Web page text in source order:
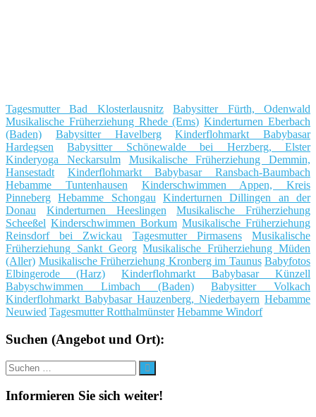
Tagesmutter Bad Klosterlausnitz
Babysitter Fürth, Odenwald
Musikalische Früherziehung Rhede (Ems) Kinderturnen Eberbach
(Baden)
Babysitter Havelberg
Kinderflohmarkt Babybasar
Hardegsen
Babysitter Schönewalde bei Herzberg, Elster
Kinderyoga Neckarsulm
Musikalische Früherziehung Demmin,
Hansestadt
Kinderflohmarkt Babybasar Ransbach-Baumbach
Hebamme Tuntenhausen
Kinderschwimmen Appen, Kreis
Pinneberg
Hebamme Schongau
Kinderturnen Dillingen an der
Donau
Kinderturnen Heeslingen
Musikalische Früherziehung
Scheeßel Kinderschwimmen Borkum Musikalische Früherziehung
Reinsdorf bei Zwickau
Tagesmutter Pirmasens
Musikalische
Früherziehung Sankt Georg Musikalische Früherziehung Müden
(Aller) Musikalische Früherziehung Kronberg im Taunus Babyfotos
Elbingerode (Harz)
Kinderflohmarkt Babybasar Künzell
Babyschwimmen Limbach (Baden)
Babysitter Volkach
Kinderflohmarkt Babybasar Hauzenberg, Niederbayern Hebamme
Neuwied Tagesmutter Rotthalmünster Hebamme Windorf
Suchen (Angebot und Ort):
Suche
nach:
Suchen
Informieren Sie sich weiter!